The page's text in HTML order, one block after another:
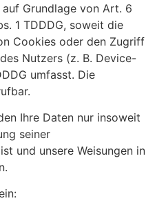
Grundlage von Art. 6
1 TDDDG, soweit die
Cookies oder den Zugriff
Nutzers (z. B. Device-
umfasst. Die
Ihre Daten nur insoweit
seiner
und unsere Weisungen in